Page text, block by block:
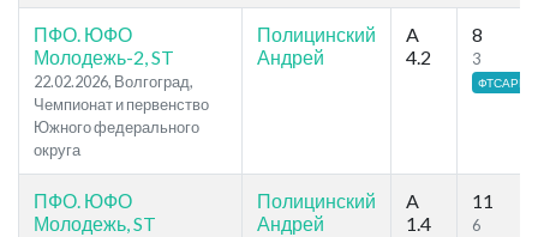
ПФО. ЮФО
Молодежь-2, ST
22.02.2026, Волгоград,
Чемпионат и первенство
Южного федерального
округа
Полицинский
Андрей
A
4.2
8
3
ФТСАРР
ПФО. ЮФО
Молодежь, ST
Полицинский
Андрей
A
1.4
11
6